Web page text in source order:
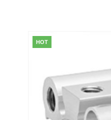
HOT